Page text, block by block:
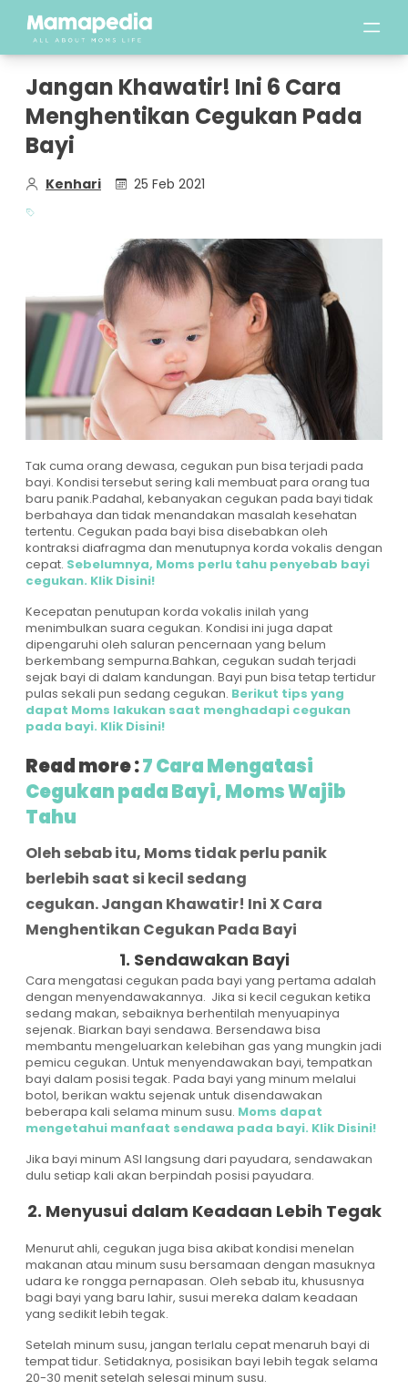
Jangan Khawatir! Ini 6 Cara
Menghentikan Cegukan Pada
Bayi
Kenhari 25 Feb 2021
Tak cuma orang dewasa, cegukan pun bisa terjadi pada
bayi. Kondisi tersebut sering kali membuat para orang tua
baru panik.Padahal, kebanyakan cegukan pada bayi tidak
berbahaya dan tidak menandakan masalah kesehatan
tertentu. Cegukan pada bayi bisa disebabkan oleh
kontraksi diafragma dan menutupnya korda vokalis dengan
cepat. Sebelumnya, Moms perlu tahu penyebab bayi
cegukan. Klik Disini!
Kecepatan penutupan korda vokalis inilah yang
menimbulkan suara cegukan. Kondisi ini juga dapat
dipengaruhi oleh saluran pencernaan yang belum
berkembang sempurna.Bahkan, cegukan sudah terjadi
sejak bayi di dalam kandungan. Bayi pun bisa tetap tertidur
pulas sekali pun sedang cegukan. Berikut tips yang
dapat Moms lakukan saat menghadapi cegukan
pada bayi. Klik Disini!
Read more :7 Cara Mengatasi
Cegukan pada Bayi, Moms Wajib
Tahu
Oleh sebab itu, Moms tidak perlu panik
berlebih saat si kecil sedang
cegukan. Jangan Khawatir! Ini X Cara
Menghentikan Cegukan Pada Bayi
1. Sendawakan Bayi
Cara mengatasi cegukan pada bayi yang pertama adalah
dengan menyendawakannya. Jika si kecil cegukan ketika
sedang makan, sebaiknya berhentilah menyuapinya
sejenak. Biarkan bayi sendawa. Bersendawa bisa
membantu mengeluarkan kelebihan gas yang mungkin jadi
pemicu cegukan. Untuk menyendawakan bayi, tempatkan
bayi dalam posisi tegak. Pada bayi yang minum melalui
botol, berikan waktu sejenak untuk disendawakan
beberapa kali selama minum susu. Moms dapat
mengetahui manfaat sendawa pada bayi. Klik Disini!
Jika bayi minum ASI langsung dari payudara, sendawakan
dulu setiap kali akan berpindah posisi payudara.
2. Menyusui dalam Keadaan Lebih Tegak
Menurut ahli, cegukan juga bisa akibat kondisi menelan
makanan atau minum susu bersamaan dengan masuknya
udara ke rongga pernapasan. Oleh sebab itu, khususnya
bagi bayi yang baru lahir, susui mereka dalam keadaan
yang sedikit lebih tegak.
Setelah minum susu, jangan terlalu cepat menaruh bayi di
tempat tidur. Setidaknya, posisikan bayi lebih tegak selama
20-30 menit setelah selesai minum susu.